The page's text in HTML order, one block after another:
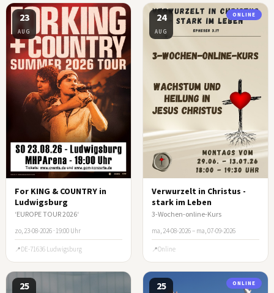
23
AUG
For KING & COUNTRY in
Ludwigsburg
‘EUROPE TOUR 2026‘
zo, 23-08-2026 · 19:00 Uhr
DE-71636 Ludwigsburg
24
AUG
ONLINE
Verwurzelt in Christus -
stark im Leben
3-Wochen-online-Kurs
ma, 24-08-2026 – ma, 07-09-2026
Online
25 25 ONLINE